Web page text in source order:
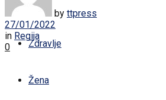
Svijet
Zdravlje
Žena
by ttpress
27/01/2022
in Regija
0